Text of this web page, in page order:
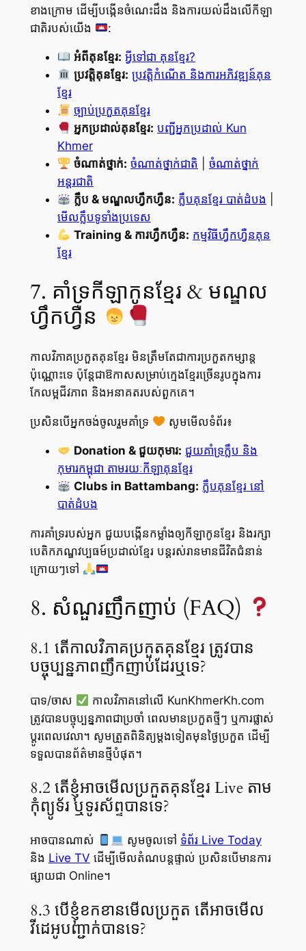
ខាងក្រោម ដើម្បីបង្កើនចំណេះដឹង និងការយល់ដឹងលើកីឡា
ជាតិរបស់យើង
:
អំពីគុនខ្មែរ: អ្វីទៅជា គុនខ្មែរ?
ប្រវត្តិគុនខ្មែរ: ប្រវត្តិកំណើត និងការអភិវឌ្ឍន៍គុន
ខ្មែរ
ច្បាប់ប្រកួតគុនខ្មែរ
អ្នកប្រដាល់គុនខ្មែរ: បញ្ជីអ្នកប្រដាល់ Kun
Khmer
ចំណាត់ថ្នាក់: ចំណាត់ថ្នាក់ជាតិ
ចំណាត់ថ្នាក់
អន្តរជាតិ
ក្លឹប & មណ្ឌលហ្វឹកហ្វឺន: ក្លឹបគុនខ្មែរ បាត់ដំបង
មើលក្លឹបទូទាំងប្រទេស
Training & ការហ្វឹកហ្វឺន: កម្មវិធីហ្វឹកហ្វឺនគុន
ខ្មែរ
7. គាំទ្រកីឡាកូនខ្មែរ & មណ្ឌល
ហ្វឹកហ្វឺន
កាលវិភាគប្រកួតគុនខ្មែរ មិនត្រឹមតែជាការប្រកួតកម្សាន្ត
ប៉ុណ្ណោះទេ ប៉ុន្តែជាឱកាសសម្រាប់ក្មេងខ្មែរច្រើនរូបក្នុងការ
កែលម្អជីវភាព និងអនាគតរបស់ពួកគេ។
ប្រសិនបើអ្នកចង់ចូលរួមគាំទ្រ សូមមើលទំព័រ៖
Donation & ជួយកុមារ: ជួយគាំទ្រក្លឹប និង
កុមារកម្ពុជា តាមរយៈកីឡាគុនខ្មែរ
Clubs in Battambang: ក្លឹបគុនខ្មែរ នៅ
បាត់ដំបង
ការគាំទ្ររបស់អ្នក ជួយបង្កើនកម្លាំងឲ្យកីឡាកូនខ្មែរ និងរក្សា
បេតិកភណ្ឌវប្បធម៍ប្រដាល់ខ្មែរ បន្តរស់រានមានជីវិតជំនាន់
ក្រោយៗទៅ
8. សំណួរញឹកញាប់ (FAQ)
8.1 តើកាលវិភាគប្រកួតគុនខ្មែរ ត្រូវបាន
បច្ចុប្បន្នភាពញឹកញាប់ដែរឬទេ?
បាទ/ចាស
កាលវិភាគនៅលើ KunKhmerKh.com
ត្រូវបានបច្ចុប្បន្នភាពជាប្រចាំ ពេលមានប្រកួតថ្មីៗ ឬការផ្លាស់
ប្តូរពេលវេលា។ សូមត្រួតពិនិត្យម្តងទៀតមុនថ្ងៃប្រកួត ដើម្បី
ទទួលបានព័ត៌មានថ្មីបំផុត។
8.2 តើខ្ញុំអាចមើលប្រកួតគុនខ្មែរ Live តាម
កុំព្យូទ័រ ឬទូរស័ព្ទបានទេ?
អាចបានណាស់ សូមចូលទៅ ទំព័រ Live Today
និង Live TV ដើម្បីមើលតំណបន្តផ្ទាល់ ប្រសិនបើមានការ
ផ្សាយជា Online។
8.3 បើខ្ញុំខកខានមើលប្រកួត តើអាចមើល
វីដេអូបញ្ជាក់បានទេ?